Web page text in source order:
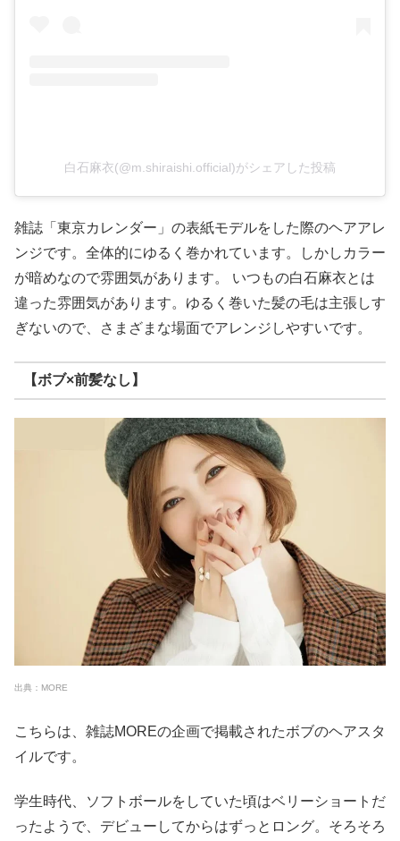
白石麻衣(@m.shiraishi.official)がシェアした投稿
雑誌「東京カレンダー」の表紙モデルをした際のヘアアレ
ンジです。全体的にゆるく巻かれています。しかしカラー
が暗めなので雰囲気があります。 いつもの白石麻衣とは
違った雰囲気があります。ゆるく巻いた髪の毛は主張しす
ぎないので、さまざまな場面でアレンジしやすいです。
【ボブ×前髪なし】
出典：MORE
こちらは、雑誌MOREの企画で掲載されたボブのヘアスタ
イルです。
学生時代、ソフトボールをしていた頃はベリーショートだ
ったようで、デビューしてからはずっとロング。そろそろ